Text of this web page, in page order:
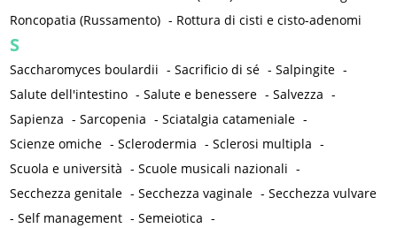
Roncopatia (Russamento) - Rottura di cisti e cisto-adenomi
S
Saccharomyces boulardii -Sacrificio di sé -Salpingite -
Salute dell'intestino -Salute e benessere -Salvezza -
Sapienza -Sarcopenia -Sciatalgia catameniale -
Scienze omiche -Sclerodermia -Sclerosi multipla -
Scuola e università -Scuole musicali nazionali -
Secchezza genitale -Secchezza vaginale -Secchezza vulvare
-Self management -Semeiotica -